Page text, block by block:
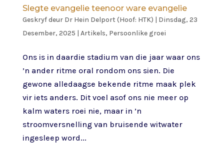
Slegte evangelie teenoor ware evangelie
Geskryf deur Dr Hein Delport (Hoof: HTK) | Dinsdag, 23
Desember, 2025 | Artikels, Persoonlike groei
Ons is in daardie stadium van die jaar waar ons
’n ander ritme oral rondom ons sien. Die
gewone alledaagse bekende ritme maak plek
vir iets anders. Dit voel asof ons nie meer op
kalm waters roei nie, maar in ’n
stroomversnelling van bruisende witwater
ingesleep word...